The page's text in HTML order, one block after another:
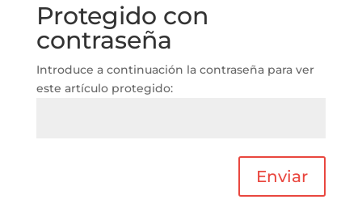
Protegido con
contraseña
Introduce a continuación la contraseña para ver
este artículo protegido:
Enviar